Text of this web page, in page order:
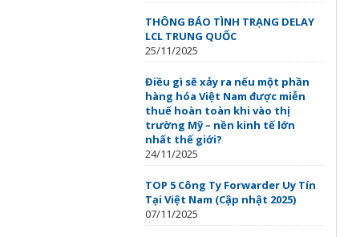
THÔNG BÁO TÌNH TRẠNG DELAY
LCL TRUNG QUỐC
25/11/2025
Điều gì sẽ xảy ra nếu một phần
hàng hóa Việt Nam được miễn
thuế hoàn toàn khi vào thị
trường Mỹ – nền kinh tế lớn
nhất thế giới?
24/11/2025
TOP 5 Công Ty Forwarder Uy Tín
Tại Việt Nam (Cập nhật 2025)
07/11/2025